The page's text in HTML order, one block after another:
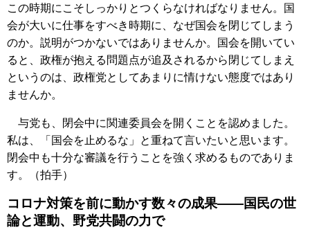
この時期にこそしっかりとつくらなければなりません。国
会が大いに仕事をすべき時期に、なぜ国会を閉じてしまう
のか。説明がつかないではありませんか。国会を開いてい
ると、政権が抱える問題点が追及されるから閉じてしまえ
というのは、政権党としてあまりに情けない態度ではあり
ませんか。
与党も、閉会中に関連委員会を開くことを認めました。
私は、「国会を止めるな」と重ねて言いたいと思います。
閉会中も十分な審議を行うことを強く求めるものでありま
す。（拍手）
コロナ対策を前に動かす数々の成果――国民の世
論と運動、野党共闘の力で